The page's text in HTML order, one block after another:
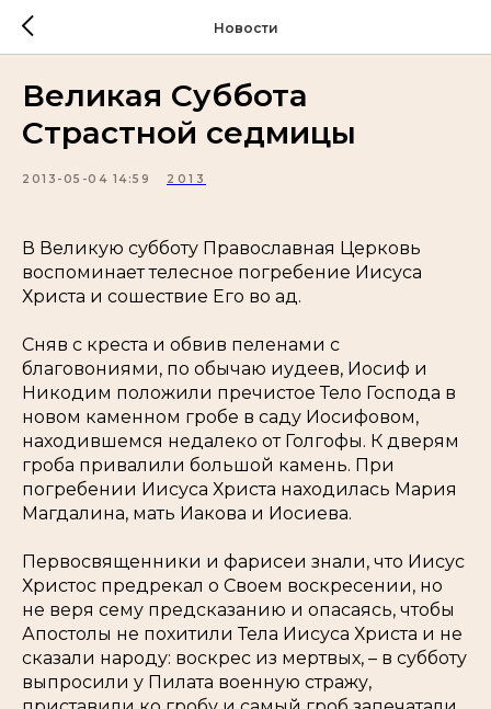
Новости
Великая Суббота
Страстной седмицы
2013-05-04 14:59 2013
В Великую субботу Православная Церковь
воспоминает телесное погребение Иисуса
Христа и сошествие Его во ад.
Сняв с креста и обвив пеленами с
благовониями, по обычаю иудеев, Иосиф и
Никодим положили пречистое Тело Господа в
новом каменном гробе в саду Иосифовом,
находившемся недалеко от Голгофы. К дверям
гроба привалили большой камень. При
погребении Иисуса Христа находилась Мария
Магдалина, мать Иакова и Иосиева.
Первосвященники и фарисеи знали, что Иисус
Христос предрекал о Своем воскресении, но
не веря сему предсказанию и опасаясь, чтобы
Апостолы не похитили Тела Иисуса Христа и не
сказали народу: воскрес из мертвых, – в субботу
выпросили у Пилата военную стражу,